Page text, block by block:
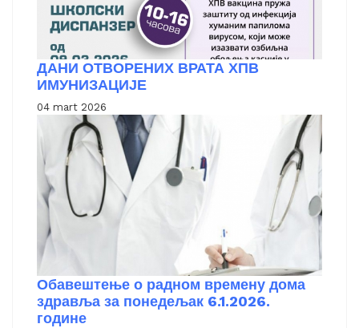
ДАНИ ОТВОРЕНИХ ВРАТА ХПВ
ИМУНИЗАЦИЈЕ
04 mart 2026
Обавештење о радном времену дома
здравља за понедељак 6.1.2026.
године